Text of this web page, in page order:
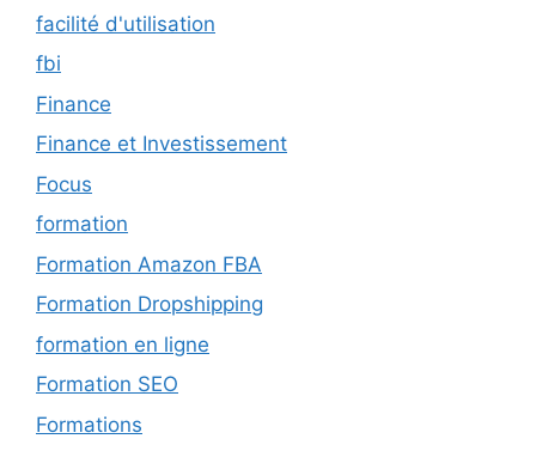
facilité d'utilisation
fbi
Finance
Finance et Investissement
Focus
formation
Formation Amazon FBA
Formation Dropshipping
formation en ligne
Formation SEO
Formations